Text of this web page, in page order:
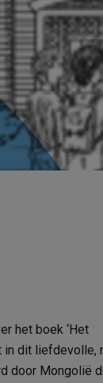
het boek ‘Het
in dit liefdevolle,
door Mongolië